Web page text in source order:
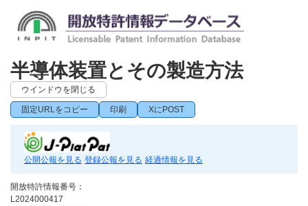
半導体装置とその製造方法
ウインドウを閉じる
固定URLをコピー 印刷 XにPOST
公開公報を見る 登録公報を見る 経過情報を見る
開放特許情報番号：
L2024000417